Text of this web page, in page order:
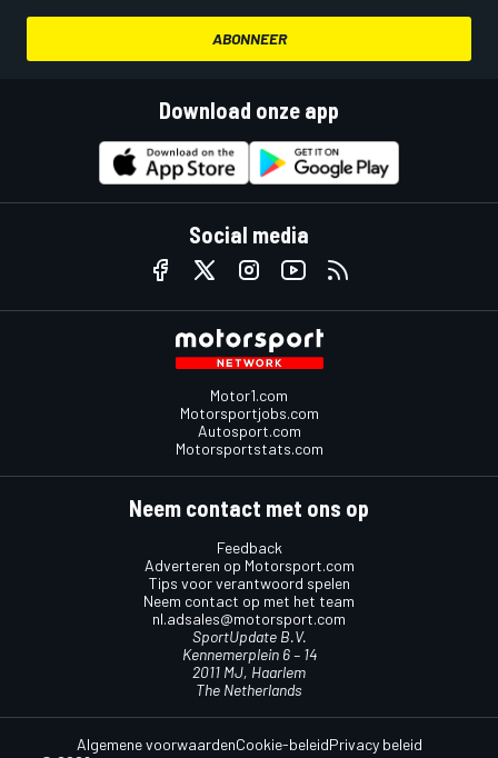
ABONNEER
Download onze app
Social media
Motor1.com
Motorsportjobs.com
Autosport.com
Motorsportstats.com
Neem contact met ons op
Feedback
Adverteren op Motorsport.com
Tips voor verantwoord spelen
Neem contact op met het team
nl.adsales@motorsport.com
SportUpdate B.V.
Kennemerplein 6 – 14
2011 MJ, Haarlem
The Netherlands
Algemene voorwaardenCookie-beleidPrivacy beleid